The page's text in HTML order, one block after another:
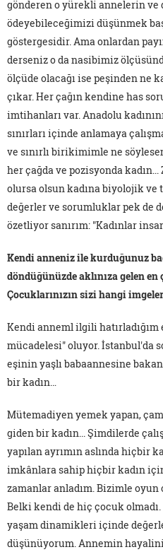
gönderen o yürekli annelerin ve
ödeyebileceğimizi düşünmek
göstergesidir. Ama onlardan
derseniz o da nasibimiz
ölçüde olacağı ise peşinden ne
çıkar. Her çağın kendine has
imtihanları var. Anadolu
sınırları içinde anlamaya
ve sınırlı birikimimle ne
her çağda ve pozisyonda
olursa olsun kadına biyolojik
değerler ve sorumluklar pek de
özetliyor sanırım: "Kadınlar
Kendi anneniz ile kurduğunuz
döndüğünüzde aklınıza gelen en
Çocuklarınızın sizi hangi
Kendi anneml ilgili hatırladığım
mücadelesi" oluyor. İstanbul'da
eşinin yaşlı babaannesine
bir kadın…
Mütemadiyen yemek yapan,
giden bir kadın... Şimdilerde
yapılan ayrımın aslında hiçbir
imkânlara sahip hiçbir kadın
zamanlar anladım. Bizimle oyun
Belki kendi de hiç çocuk
yaşam dinamikleri içinde
düşünüyorum. Annemin